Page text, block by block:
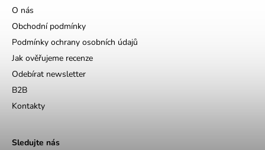
O nás
Obchodní podmínky
Podmínky ochrany osobních údajů
Jak ověřujeme recenze
Odebírat newsletter
B2B
Kontakty
Sledujte nás